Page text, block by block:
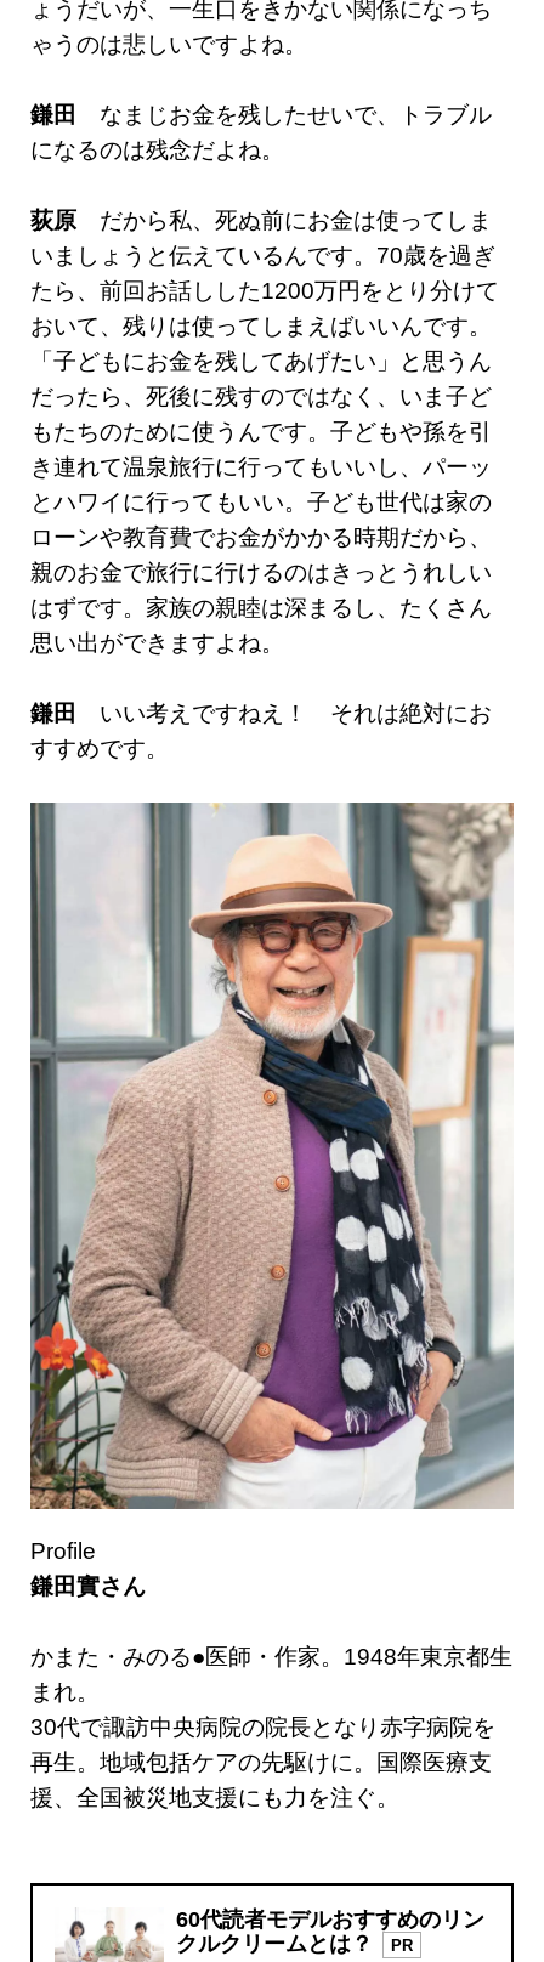
ょうだいが、一生口をきかない関係になっち
ゃうのは悲しいですよね。
鎌田
なまじお金を残したせいで、トラブル
になるのは残念だよね。
荻原 だから私、死ぬ前にお金は使ってしま
いましょうと伝えているんです。70歳を過ぎ
たら、前回お話しした1200万円をとり分けて
おいて、残りは使ってしまえばいいんです。
「子どもにお金を残してあげたい」と思うん
だったら、死後に残すのではなく、いま子ど
もたちのために使うんです。子どもや孫を引
き連れて温泉旅行に行ってもいいし、パーッ
とハワイに行ってもいい。子ども世代は家の
ローンや教育費でお金がかかる時期だから、
親のお金で旅行に行けるのはきっとうれしい
はずです。家族の親睦は深まるし、たくさん
思い出ができますよね。
鎌田
いい考えですねえ！ それは絶対にお
すすめです。
Profile
鎌田實さん
かまた・みのる●医師・作家。1948年東京都生
まれ。
30代で諏訪中央病院の院長となり赤字病院を
再生。地域包括ケアの先駆けに。国際医療支
援、全国被災地支援にも力を注ぐ。
60代読者モデルおすすめのリン
クルクリームとは？
PR